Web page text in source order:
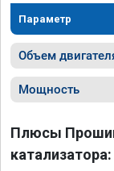
Параметр
Объем
Мощность
Плюсы
катализатора: